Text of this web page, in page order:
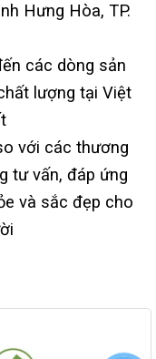
Hưng Hòa, TP.
các dòng sản
lượng tại Việt
với các thương
tư vấn, đáp ứng
và sắc đẹp cho